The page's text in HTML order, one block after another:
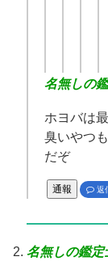
名無しの
ホヨバは
臭いやつ
だぞ
通報 返
名無しの鑑定